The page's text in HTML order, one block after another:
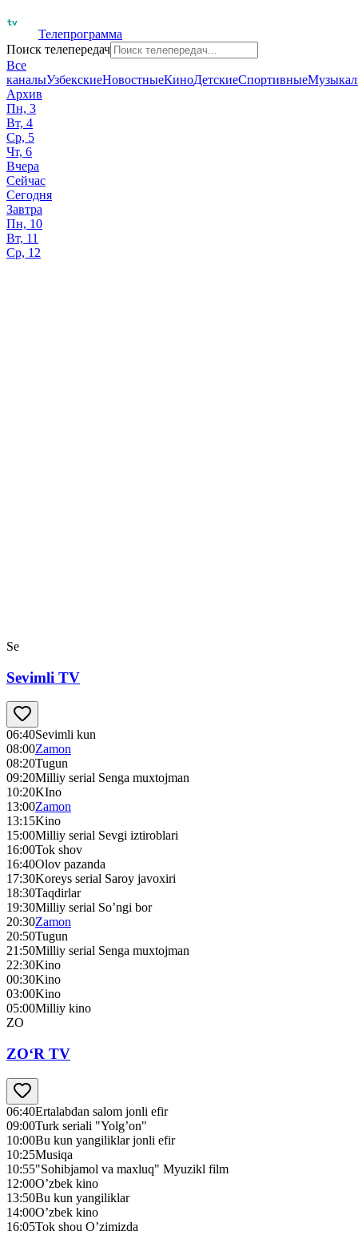
Телепрограмма
Поиск телепередач
Все
каналыУзбекскиеНовостныеКиноДетскиеСпортивные
Архив
Пн, 3
Вт, 4
Ср, 5
Чт, 6
Вчера
Сейчас
Сегодня
Завтра
Пн, 10
Вт, 11
Ср, 12
Se
Sevimli TV
06:40Sevimli kun
08:00Zamon
08:20Tugun
09:20Milliy serial Senga muxtojman
10:20KIno
13:00Zamon
13:15Kino
15:00Milliy serial Sevgi iztiroblari
16:00Tok shov
16:40Olov pazanda
17:30Koreys serial Saroy javoxiri
18:30Taqdirlar
19:30Milliy serial So’ngi bor
20:30Zamon
20:50Tugun
21:50Milliy serial Senga muxtojman
22:30Kino
00:30Kino
03:00Kino
05:00Milliy kino
ZO
ZO‘R TV
06:40Ertalabdan salom jonli efir
09:00Turk seriali "Yolg’on"
10:00Bu kun yangiliklar jonli efir
10:25Musiqa
10:55"Sohibjamol va maxluq" Myuzikl film
12:00O’zbek kino
13:50Bu kun yangiliklar
14:00O’zbek kino
16:05Tok shou O’zimizda